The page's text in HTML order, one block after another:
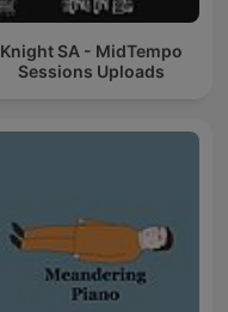
Knight SA - MidTempo
Sessions Uploads